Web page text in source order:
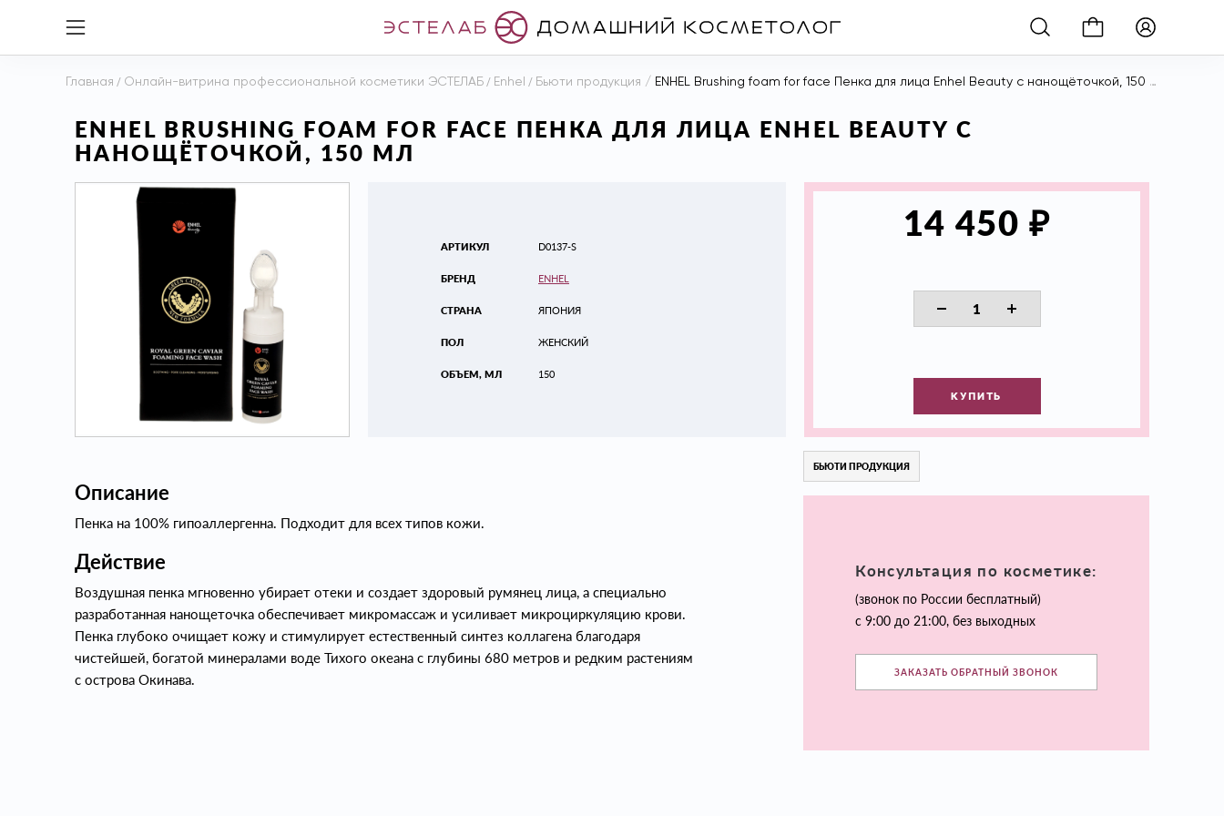
Главная / Онлайн-витрина профессиональной косметики ЭСТЕЛАБ / Enhel / Бьюти продукция / ENHEL Brushing foam for face Пенка для лица Enhel Beauty с нанощёточкой, 150 мл
ENHEL BRUSHING FOAM FOR FACE ПЕНКА ДЛЯ ЛИЦА ENHEL BEAUTY С
НАНОЩЁТОЧКОЙ, 150 МЛ
АРТИКУЛ
БРЕНД
СТРАНА
ПОЛ
ОБЪЕМ, МЛ
D0137-S
ENHEL
ЯПОНИЯ
ЖЕНСКИЙ
150
14 450 ₽
КУПИТЬ
Описание
Пенка на 100% гипоаллергенна. Подходит для всех типов кожи.
Действие
Воздушная пенка мгновенно убирает отеки и создает здоровый румянец лица, а специально
разработанная нанощеточка обеспечивает микромассаж и усиливает микроциркуляцию крови.
Пенка глубоко очищает кожу и стимулирует естественный синтез коллагена благодаря
чистейшей, богатой минералами воде Тихого океана с глубины 680 метров и редким растениям
с острова Окинава.
БЬЮТИ ПРОДУКЦИЯ
Консультация по косметике:
(звонок по России бесплатный)
с 9:00 до 21:00, без выходных
ЗАКАЗАТЬ ОБРАТНЫЙ ЗВОНОК